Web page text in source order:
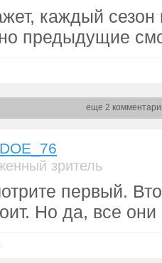
каждый
предыдущие
еще 2
зритель
первый.
Но да, все